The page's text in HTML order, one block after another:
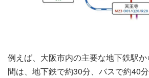
例えば、大阪市内の主要な地下鉄駅
間は、地下鉄で約30分、バスで約40